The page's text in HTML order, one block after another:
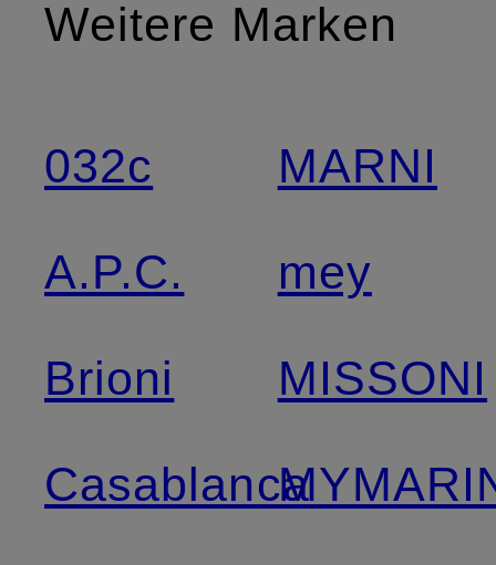
Weitere Marken
032c
A.P.C.
Brioni
Casablanca
MARNI
mey
MISSONI